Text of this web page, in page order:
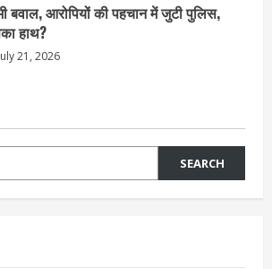
आरोपियों की पहचान में जुटी पुलिस,
हाथ?
21, 2026
SEARCH